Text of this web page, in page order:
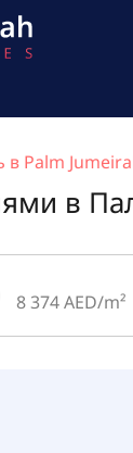
Palm
в
8 374 AED/m²